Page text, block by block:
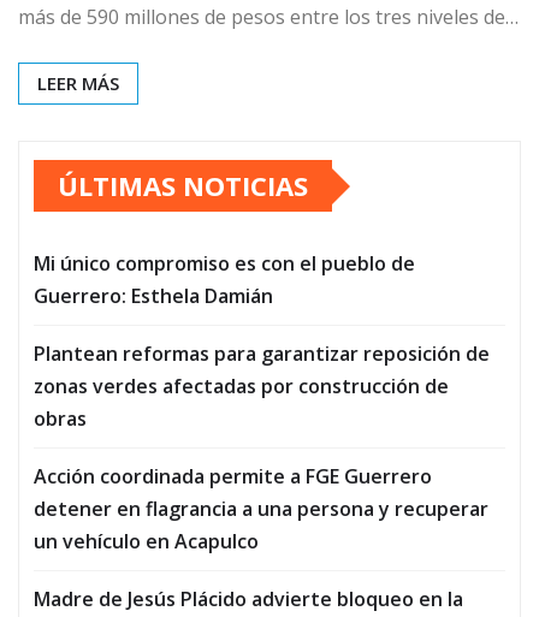
más de 590 millones de pesos entre los tres niveles de…
LEER MÁS
ÚLTIMAS NOTICIAS
Mi único compromiso es con el pueblo de
Guerrero: Esthela Damián
Plantean reformas para garantizar reposición de
zonas verdes afectadas por construcción de
obras
Acción coordinada permite a FGE Guerrero
detener en flagrancia a una persona y recuperar
un vehículo en Acapulco
Madre de Jesús Plácido advierte bloqueo en la